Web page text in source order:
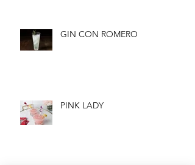
GIN CON ROMERO
PINK LADY